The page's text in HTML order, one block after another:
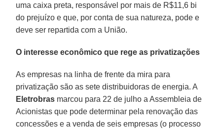
uma caixa preta, responsável por mais de R$11,6 bi
do prejuízo e que, por conta de sua natureza, pode e
deve ser repartida com a União.
O interesse econômico que rege as privatizações
As empresas na linha de frente da mira para
privatização são as sete distribuidoras de energia. A
Eletrobras marcou para 22 de julho a Assembleia de
Acionistas que pode determinar pela renovação das
concessões e a venda de seis empresas (o processo